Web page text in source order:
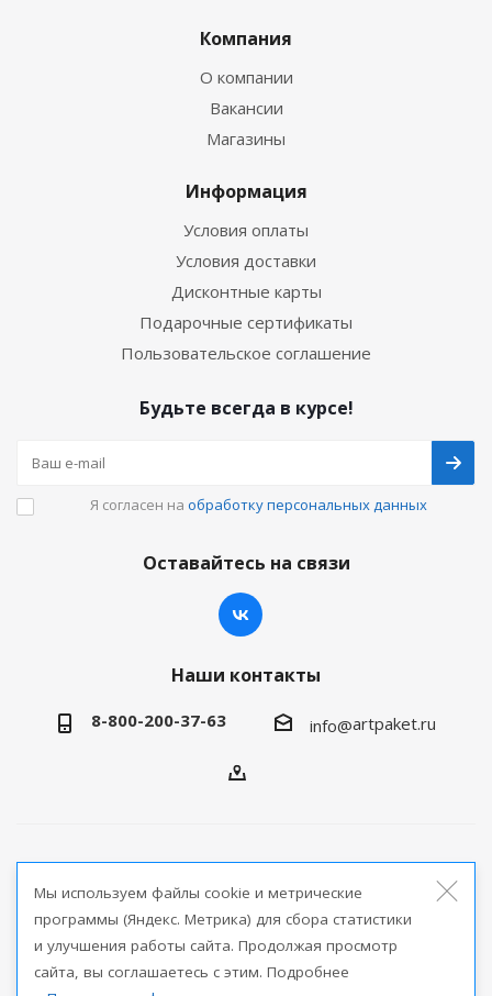
Компания
О компании
Вакансии
Магазины
Информация
Условия оплаты
Условия доставки
Дисконтные карты
Подарочные сертификаты
Пользовательское соглашение
Будьте всегда в курсе!
Я согласен на обработку персональных данных
Оставайтесь на связи
Наши контакты
8-800-200-37-63 info@artpaket.ru
продукции
Версия для печати
Мы используем файлы cookie и метрические
программы (Яндекс. Метрика) для сбора статистики
и улучшения работы сайта. Продолжая просмотр
сайта, вы соглашаетесь с этим. Подробнее